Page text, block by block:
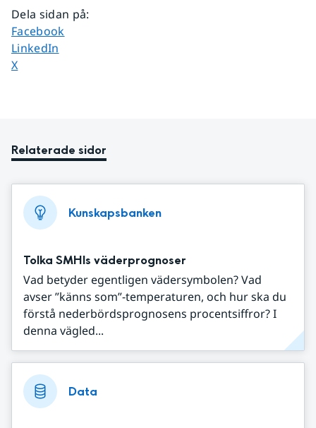
Dela sidan på:
Dela sidan på
Facebook
Dela sidan på
LinkedIn
Dela sidan på
X
Relaterade sidor
Kunskapsbanken
Tolka SMHIs väderprognoser
Vad betyder egentligen vädersymbolen? Vad
avser ”känns som”-temperaturen, och hur ska du
förstå nederbördsprognosens procentsiffror? I
denna vägled...
Data